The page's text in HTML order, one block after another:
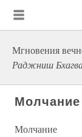
Мгновения
Раджниш
Молчание
Молчание